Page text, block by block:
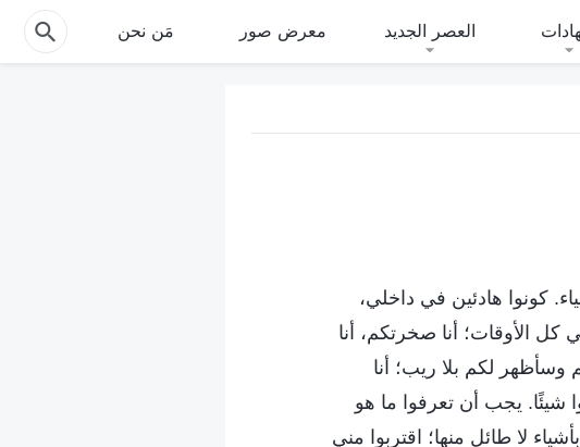
العصر الجديد معرض صور مَن نحن
كونوا هادئين في داخلي،
كل الأوقات؛ أنا صخرتكم، أنا
لكم بلا ريب؛ أنا
شيئًا. يجب أن تعرفوا ما هو
لا طائل منها؛ اقتربوا مني